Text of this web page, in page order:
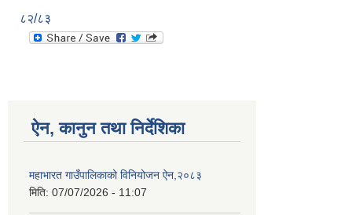
८२/८३
ऐन, कानुन तथा निर्देशिका
महाभारत गाउँपालिकाको विनियोजन ऐन,२०८३
मिति: 07/07/2026 - 11:07